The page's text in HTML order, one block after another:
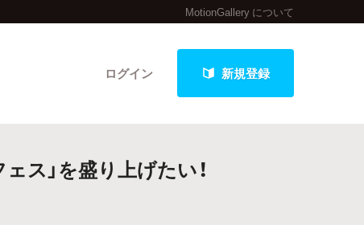
MotionGallery について
ログイン 新規登録
ト
ス」を盛り上げたい！